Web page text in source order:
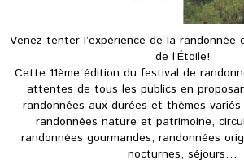
Venez tenter l’expérience de la randonnée
de l’Étoile!
Cette 11ème édition du festival de
attentes de tous les publics en
randonnées aux durées et thèmes
randonnées nature et patrimoine,
randonnées gourmandes, randonnées
nocturnes, séjours…